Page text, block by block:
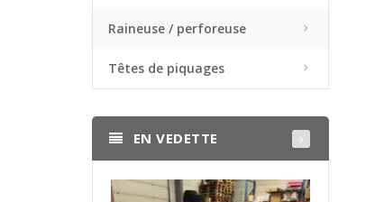
Raineuse / perforeuse
Têtes de piquages
EN VEDETTE